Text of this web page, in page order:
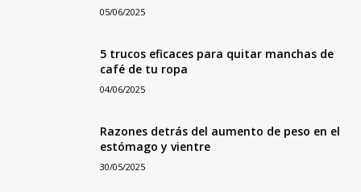
05/06/2025
5 trucos eficaces para quitar manchas de
café de tu ropa
04/06/2025
Razones detrás del aumento de peso en el
estómago y vientre
30/05/2025